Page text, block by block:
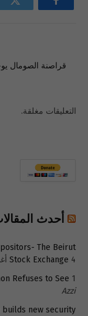
فيسبوك
قراصنة الصومال
التعليقات مغلقة.
أحدث
The Beirut
Stock Exchange 4 أغسطس 2026
Refuses to See 1 أغسطس 2026
Azzi
builds new security